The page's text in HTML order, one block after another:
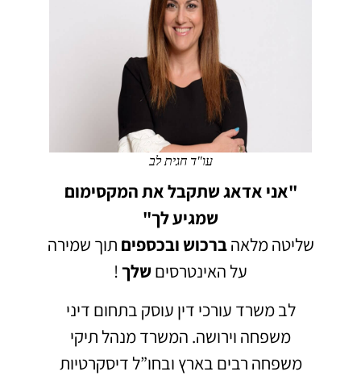
עו"ד חגית לב
"אני אדאג שתקבל את המקסימום
שמגיע לך"
שליטה מלאהברכוש ובכספים תוך שמירה
על האינטרסים שלך!
לב משרד עורכי דין עוסק בתחום דיני
משפחה וירושה. המשרד מנהל תיקי
משפחה רבים בארץ ובחו”ל דיסקרטיות